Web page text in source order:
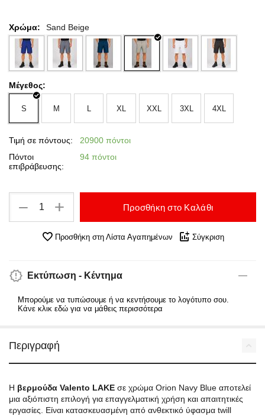
Χρώμα: Sand Beige
Μέγεθος:
S M L XL XXL 3XL 4XL
Τιμή σε πόντους:
20900 πόντοι
Πόντοι
επιβράβευσης:
94 πόντοι
+
− Προσθήκη στο Καλάθι
Προσθήκη στη Λίστα Αγαπημένων Σύγκριση
Εκτύπωση - Κέντημα
Μπορούμε να τυπώσουμε ή να κεντήσουμε το λογότυπο σου.
Κάνε κλικ εδώ για να μάθεις περισσότερα
Περιγραφή
Η βερμούδα Valento LAKE σε χρώμα Orion Navy Blue αποτελεί
μια αξιόπιστη επιλογή για επαγγελματική χρήση και απαιτητικές
εργασίες. Είναι κατασκευασμένη από ανθεκτικό ύφασμα twill